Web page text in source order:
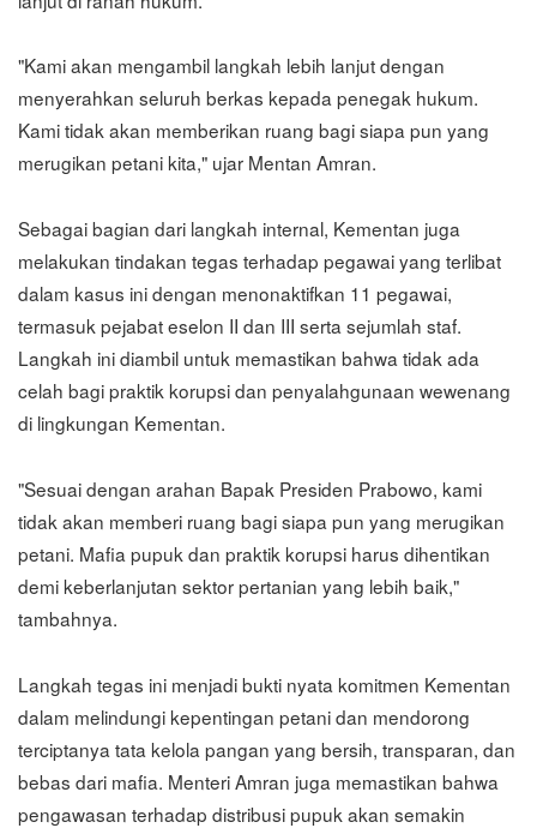
"Kami akan mengambil langkah lebih lanjut dengan
menyerahkan seluruh berkas kepada penegak hukum.
Kami tidak akan memberikan ruang bagi siapa pun yang
merugikan petani kita," ujar Mentan Amran.
Sebagai bagian dari langkah internal, Kementan juga
melakukan tindakan tegas terhadap pegawai yang terlibat
dalam kasus ini dengan menonaktifkan 11 pegawai,
termasuk pejabat eselon II dan III serta sejumlah staf.
Langkah ini diambil untuk memastikan bahwa tidak ada
celah bagi praktik korupsi dan penyalahgunaan wewenang
di lingkungan Kementan.
"Sesuai dengan arahan Bapak Presiden Prabowo, kami
tidak akan memberi ruang bagi siapa pun yang merugikan
petani. Mafia pupuk dan praktik korupsi harus dihentikan
demi keberlanjutan sektor pertanian yang lebih baik,"
tambahnya.
Langkah tegas ini menjadi bukti nyata komitmen Kementan
dalam melindungi kepentingan petani dan mendorong
terciptanya tata kelola pangan yang bersih, transparan, dan
bebas dari mafia. Menteri Amran juga memastikan bahwa
pengawasan terhadap distribusi pupuk akan semakin